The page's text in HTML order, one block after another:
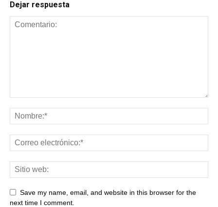
Dejar respuesta
Save my name, email, and website in this browser for the
next time I comment.